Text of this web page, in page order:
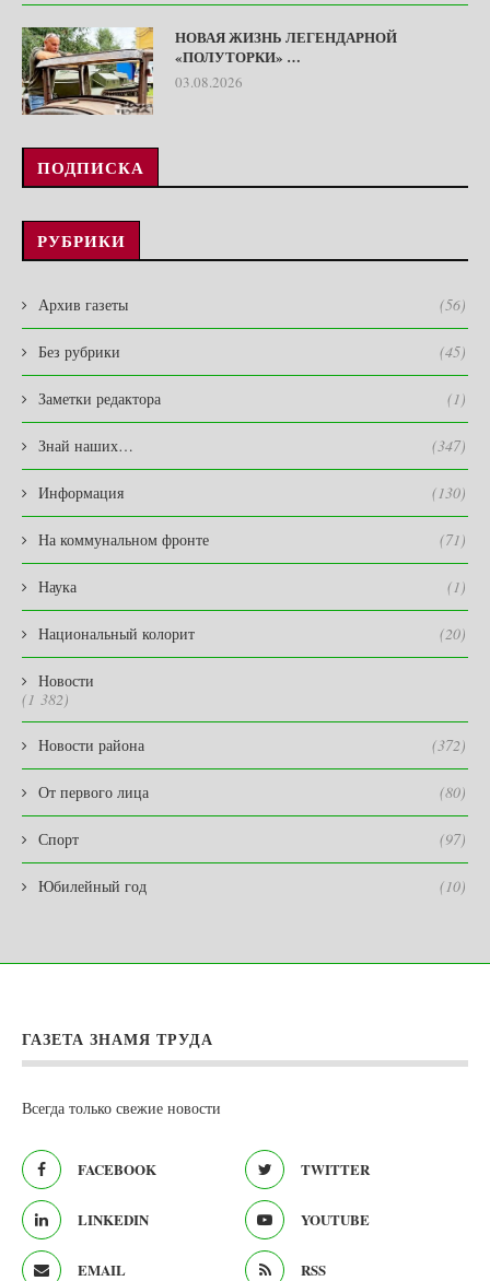
НОВАЯ ЖИЗНЬ ЛЕГЕНДАРНОЙ
«ПОЛУТОРКИ» …
03.08.2026
ПОДПИСКА
РУБРИКИ
Архив газеты (56)
Без рубрики (45)
Заметки редактора (1)
Знай наших… (347)
Информация (130)
На коммунальном фронте (71)
Наука (1)
Национальный колорит (20)
Новости
(1 382)
Новости района (372)
От первого лица (80)
Спорт (97)
Юбилейный год (10)
ГАЗЕТА ЗНАМЯ ТРУДА
Всегда только свежие новости
FACEBOOK TWITTER
LINKEDIN YOUTUBE
EMAIL RSS